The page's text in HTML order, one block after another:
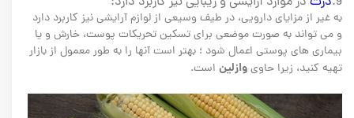
به غیر از مزایای دارویی، در طیف وسیعی از لوازم آرایشی نیز کاربرد دارد
و می تواند به صورت موضعی برای تسکین تحریکات پوست، خارش و یا
بیماری های پوستی اعمال شود ؛ بهتر است آنها را به طور معمول از بازار
تهیه کنید، زیرا حاویوازلین است.